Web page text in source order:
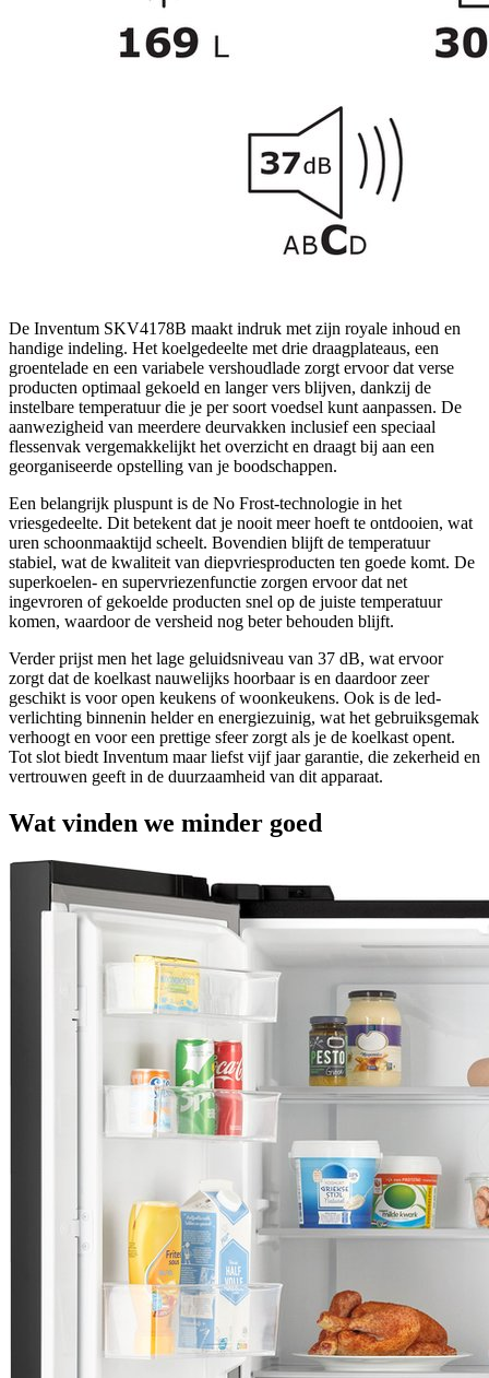
De Inventum SKV4178B maakt indruk met zijn royale inhoud en
handige indeling. Het koelgedeelte met drie draagplateaus, een
groentelade en een variabele vershoudlade zorgt ervoor dat verse
producten optimaal gekoeld en langer vers blijven, dankzij de
instelbare temperatuur die je per soort voedsel kunt aanpassen. De
aanwezigheid van meerdere deurvakken inclusief een speciaal
flessenvak vergemakkelijkt het overzicht en draagt bij aan een
georganiseerde opstelling van je boodschappen.
Een belangrijk pluspunt is de No Frost-technologie in het
vriesgedeelte. Dit betekent dat je nooit meer hoeft te ontdooien, wat
uren schoonmaaktijd scheelt. Bovendien blijft de temperatuur
stabiel, wat de kwaliteit van diepvriesproducten ten goede komt. De
superkoelen- en supervriezenfunctie zorgen ervoor dat net
ingevroren of gekoelde producten snel op de juiste temperatuur
komen, waardoor de versheid nog beter behouden blijft.
Verder prijst men het lage geluidsniveau van 37 dB, wat ervoor
zorgt dat de koelkast nauwelijks hoorbaar is en daardoor zeer
geschikt is voor open keukens of woonkeukens. Ook is de led-
verlichting binnenin helder en energiezuinig, wat het gebruiksgemak
verhoogt en voor een prettige sfeer zorgt als je de koelkast opent.
Tot slot biedt Inventum maar liefst vijf jaar garantie, die zekerheid en
vertrouwen geeft in de duurzaamheid van dit apparaat.
Wat vinden we minder goed